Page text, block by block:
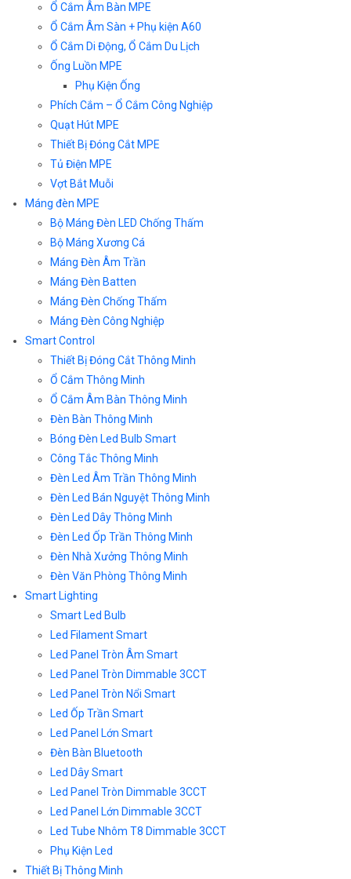
Ổ Cắm Âm Bàn MPE
Ổ Cắm Âm Sàn + Phụ kiện A60
Ổ Cắm Di Động, Ổ Cắm Du Lịch
Ống Luồn MPE
Phụ Kiện Ống
Phích Cắm – Ổ Cắm Công Nghiệp
Quạt Hút MPE
Thiết Bị Đóng Cắt MPE
Tủ Điện MPE
Vợt Bắt Muỗi
Máng đèn MPE
Bộ Máng Đèn LED Chống Thấm
Bộ Máng Xương Cá
Máng Đèn Âm Trần
Máng Đèn Batten
Máng Đèn Chống Thấm
Máng Đèn Công Nghiệp
Smart Control
Thiết Bị Đóng Cắt Thông Minh
Ổ Cắm Thông Minh
Ổ Cắm Âm Bàn Thông Minh
Đèn Bàn Thông Minh
Bóng Đèn Led Bulb Smart
Công Tắc Thông Minh
Đèn Led Âm Trần Thông Minh
Đèn Led Bán Nguyệt Thông Minh
Đèn Led Dây Thông Minh
Đèn Led Ốp Trần Thông Minh
Đèn Nhà Xưởng Thông Minh
Đèn Văn Phòng Thông Minh
Smart Lighting
Smart Led Bulb
Led Filament Smart
Led Panel Tròn Âm Smart
Led Panel Tròn Dimmable 3CCT
Led Panel Tròn Nổi Smart
Led Ốp Trần Smart
Led Panel Lớn Smart
Đèn Bàn Bluetooth
Led Dây Smart
Led Panel Tròn Dimmable 3CCT
Led Panel Lớn Dimmable 3CCT
Led Tube Nhôm T8 Dimmable 3CCT
Phụ Kiện Led
Thiết Bị Thông Minh